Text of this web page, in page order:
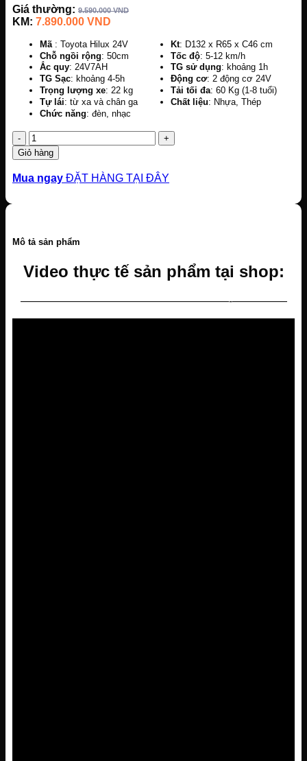
Giá thường: 9.590.000VND
KM: 7.890.000 VND
Mã : Toyota Hilux 24V Kt: D132 x R65 x C46 cm
Chỗ ngồi rộng: 50cm Tốc độ: 5-12 km/h
Ắc quy: 24V7AH TG sử dụng: khoảng 1h
TG Sạc: khoảng 4-5h Động cơ: 2 động cơ 24V
Trọng lượng xe: 22 kg Tải tối đa: 60 Kg (1-8 tuổi)
Tự lái: từ xa và chân ga Chất liệu: Nhựa, Thép
Chức năng: đèn, nhạc
Số
lượng
Giỏ hàng
Mua ngay ĐẶT HÀNG TẠI ĐÂY
Mô tả sản phẩm
Video thực tế sản phẩm tại shop:
———————————————————-—————